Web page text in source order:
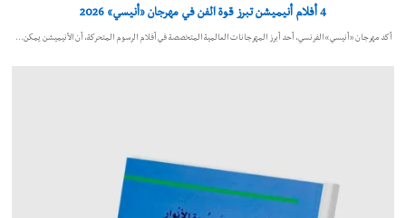
4 أفلام أنيميشن تبرز قوة الفن في مهرجان «أنيسي» 2026
أكد مهرجان «أنيسي» الفرنسي، أحد أبرز المهرجانات العالمية المتخصصة في أفلام الرسوم المتحركة، أن الأنيميشن يمكن…